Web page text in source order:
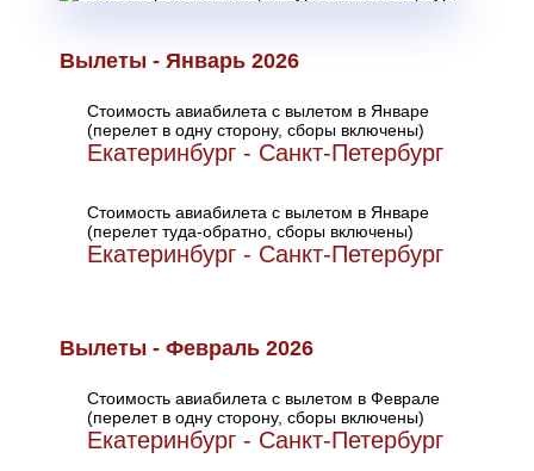
Вылеты - Январь 2026
Стоимость авиабилета с вылетом в Январе
(перелет в одну сторону, сборы включены)
Екатеринбург - Санкт-Петербург
Стоимость авиабилета с вылетом в Январе
(перелет туда-обратно, сборы включены)
Екатеринбург - Санкт-Петербург
Вылеты - Февраль 2026
Стоимость авиабилета с вылетом в Феврале
(перелет в одну сторону, сборы включены)
Екатеринбург - Санкт-Петербург